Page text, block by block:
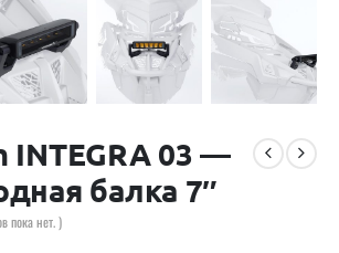
INTEGRA 03 —
балка 7″
пока нет. )